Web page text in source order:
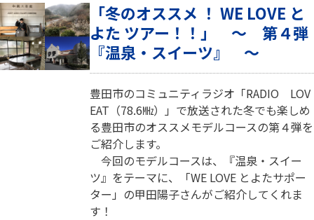
「冬のオススメ ！ WE LOVE と
よた ツアー！！」 ～ 第４弾
『温泉・スイーツ』 ～
豊田市のコミュニティラジオ「RADIO LOV
EAT（78.6㎒）」で放送された冬でも楽しめ
る豊田市のオススメモデルコースの第４弾を
ご紹介します。
今回のモデルコースは、『温泉・スイー
ツ』をテーマに、「WE LOVE とよたサポー
ター」の甲田陽子さんがご紹介してくれま
す！